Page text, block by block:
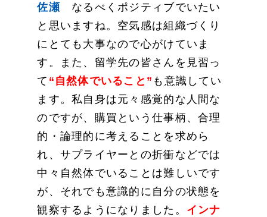
佐瀬 なるべくポジティブでいたい
と思いますね。空気感は組織づくり
にとても大事なので心がけていま
す。また、留学先の皆さんを見習っ
て “自然体でいること ” も意識してい
ます。私自身は元々感覚的な人間な
のですが、購買という仕事柄、合理
的・論理的に考えることを求めら
れ、サプライヤーとの折衝などでは
中々自然体でいることは難しいです
が、それでも意識的に自分の状態を
観察するようになりました。 インナ